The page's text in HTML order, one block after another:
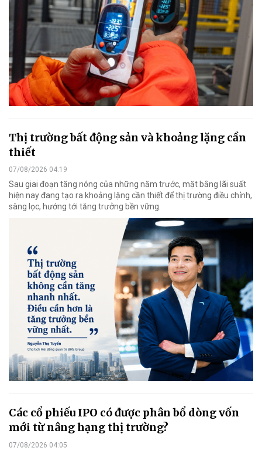
Thị trường bất động sản và khoảng lặng cần
thiết
07/08/2026 04:19
Sau giai đoạn tăng nóng của những năm trước, mặt bằng lãi suất
hiện nay đang tạo ra khoảng lặng cần thiết để thị trường điều chỉnh,
sàng lọc, hướng tới tăng trưởng bền vững.
Các cổ phiếu IPO có được phân bổ dòng vốn
mới từ nâng hạng thị trường?
07/08/2026 04:05